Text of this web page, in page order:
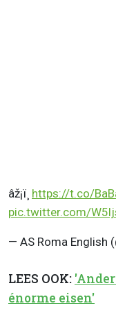
âž¡ï¸ https://t.co/
pic.twitter.com/
— AS Roma English
LEES OOK:
énorme eisen'